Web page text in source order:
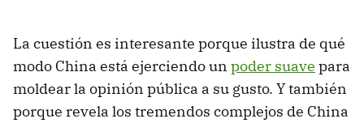
La cuestión es interesante porque ilustra de qué
modo China está ejerciendo un poder suave para
moldear la opinión pública a su gusto. Y también
porque revela los tremendos complejos de China